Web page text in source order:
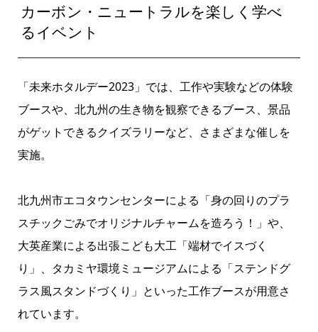
カーボン・ニュートラルを楽しく学べ
るイベント
「未来ホタルデー2023」では、工作や実験などの体験
ブースや、北九州の生き物を観察できるブース、景品
がゲットできるクイズラリーなど、さまざまな催しを
実施。
北九州市エコタウンセンターによる「身の回りのプラ
スチックごみでオリジナルチャームを造ろう！」や、
大英産業による出張こども大工「端材でイスづく
り」、タカミヤ環境ミュージアムによる「ステンドグ
ラス風スタンドづくり」といった工作ブースが用意さ
れています。